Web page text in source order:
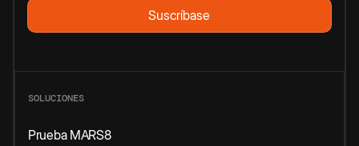
SOLUCIONES
Prueba MARS8